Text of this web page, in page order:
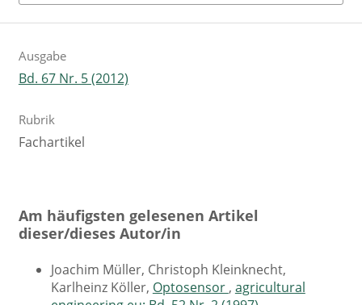
Ausgabe
Bd. 67 Nr. 5 (2012)
Rubrik
Fachartikel
Am häufigsten gelesenen Artikel
dieser/dieses Autor/in
Joachim Müller, Christoph Kleinknecht,
Karlheinz Köller, Optosensor , agricultural